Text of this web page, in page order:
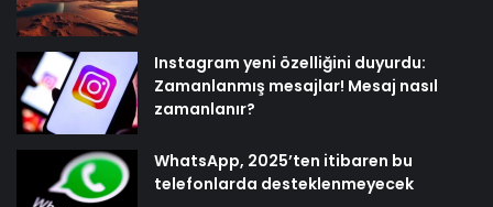
Instagram yeni özelliğini duyurdu:
Zamanlanmış mesajlar! Mesaj nasıl
zamanlanır?
WhatsApp, 2025’ten itibaren bu
telefonlarda desteklenmeyecek